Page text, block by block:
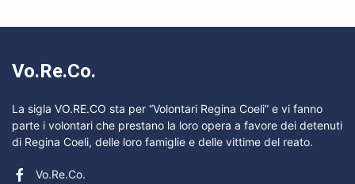
Vo.Re.Co.
La sigla VO.RE.CO sta per “Volontari Regina Coeli” e vi fanno
parte i volontari che prestano la loro opera a favore dei detenuti
di Regina Coeli, delle loro famiglie e delle vittime del reato.
Vo.Re.Co.